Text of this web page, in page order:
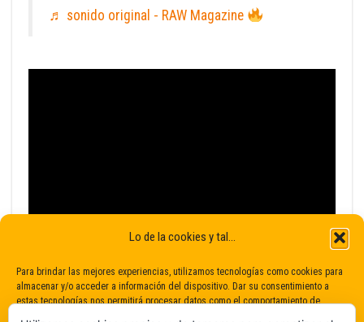
Lo de la cookies y tal...
Para brindar las mejores experiencias, utilizamos tecnologías como cookies para
almacenar y/o acceder a información del dispositivo. Dar su consentimiento a
estas tecnologías nos permitirá procesar datos como el comportamiento de
♬ sonido original - RAW Magazine